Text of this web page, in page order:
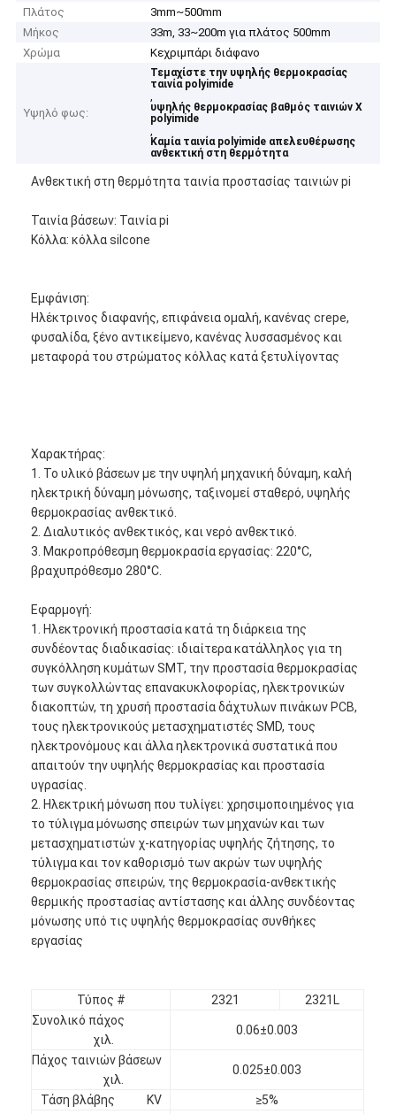
Σπίτι
Προϊόντα
Περίπου εμείς
Πλάτος
3mm~500mm
Μήκος
33m, 33~200m για πλάτος 500mm
Χρώμα
Κεχριμπάρι διάφανο
Υψηλό φως:
Τεμαχίστε την υψηλής θερμοκρασίας
ταινία polyimide
,
υψηλής θερμοκρασίας βαθμός ταινιών Χ
polyimide
,
Καμία ταινία polyimide απελευθέρωσης
ανθεκτική στη θερμότητα
Ανθεκτική στη θερμότητα ταινία προστασίας ταινιών pi
Ταινία βάσεων: Ταινία pi
Κόλλα: κόλλα silcone
Εμφάνιση:
Ηλέκτρινος διαφανής, επιφάνεια ομαλή, κανένας crepe,
φυσαλίδα, ξένο αντικείμενο, κανένας λυσσασμένος και
μεταφορά του στρώματος κόλλας κατά ξετυλίγοντας
Χαρακτήρας:
1. Το υλικό βάσεων με την υψηλή μηχανική δύναμη, καλή
ηλεκτρική δύναμη μόνωσης, ταξινομεί σταθερό, υψηλής
θερμοκρασίας ανθεκτικό.
2. Διαλυτικός ανθεκτικός, και νερό ανθεκτικό.
3. Μακροπρόθεσμη θερμοκρασία εργασίας: 220°C,
βραχυπρόθεσμο 280°C.
Εφαρμογή:
1. Ηλεκτρονική προστασία κατά τη διάρκεια της
συνδέοντας διαδικασίας: ιδιαίτερα κατάλληλος για τη
συγκόλληση κυμάτων SMT, την προστασία θερμοκρασίας
των συγκολλώντας επανακυκλοφορίας, ηλεκτρονικών
διακοπτών, τη χρυσή προστασία δάχτυλων πινάκων PCB,
τους ηλεκτρονικούς μετασχηματιστές SMD, τους
ηλεκτρονόμους και άλλα ηλεκτρονικά συστατικά που
απαιτούν την υψηλής θερμοκρασίας και προστασία
υγρασίας.
2. Ηλεκτρική μόνωση που τυλίγει: χρησιμοποιημένος για
το τύλιγμα μόνωσης σπειρών των μηχανών και των
μετασχηματιστών χ-κατηγορίας υψηλής ζήτησης, το
τύλιγμα και τον καθορισμό των ακρών των υψηλής
θερμοκρασίας σπειρών, της θερμοκρασία-ανθεκτικής
θερμικής προστασίας αντίστασης και άλλης συνδέοντας
μόνωσης υπό τις υψηλής θερμοκρασίας συνθήκες
εργασίας
Τύπος # 2321
2321L
Συνολικό πάχος
χιλ.
0.06±0.003
Πάχος ταινιών βάσεων
χιλ.
0.025±0.003
Τάση βλάβης KV
≥5%